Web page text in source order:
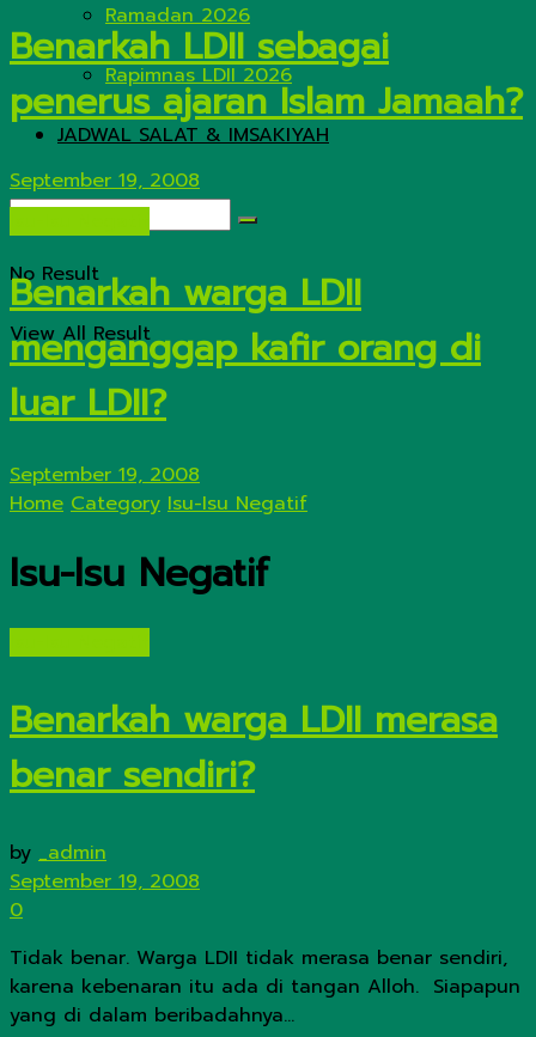
Ramadan 2026
Rapimnas LDII 2026
JADWAL SALAT & IMSAKIYAH
No Result
View All Result
Benarkah LDII sebagai
penerus ajaran Islam Jamaah?
September 19, 2008
Benarkah warga LDII
menganggap kafir orang di
luar LDII?
September 19, 2008
Home Category Isu-Isu Negatif
Isu-Isu Negatif
Benarkah warga LDII merasa
benar sendiri?
by _admin
September 19, 2008
0
Tidak benar. Warga LDII tidak merasa benar sendiri,
karena kebenaran itu ada di tangan Alloh. Siapapun
yang di dalam beribadahnya...